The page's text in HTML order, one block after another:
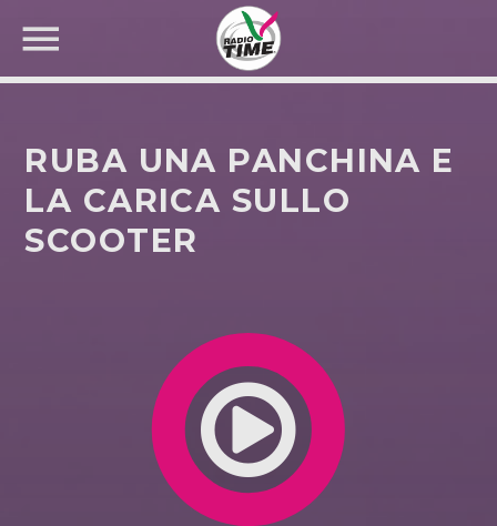
CERCA NEL SITO WEB:
RUBA UNA PANCHINA E
LA CARICA SULLO
SCOOTER